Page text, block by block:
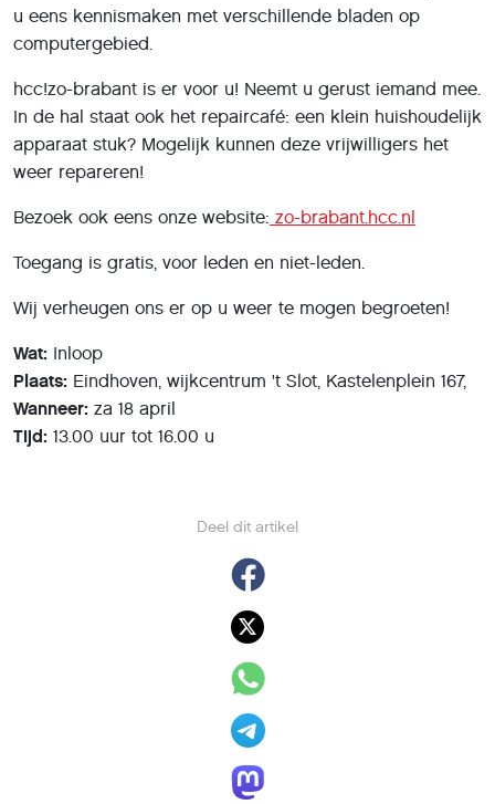
Deel dit artikel
u eens kennismaken met verschillende bladen op
computergebied.
hcc!zo-brabant is er voor u! Neemt u gerust iemand mee.
In de hal staat ook het repaircafé: een klein huishoudelijk
apparaat stuk? Mogelijk kunnen deze vrijwilligers het
weer repareren!
Bezoek ook eens onze website: zo-brabant.hcc.nl
Toegang is gratis, voor leden en niet-leden.
Wij verheugen ons er op u weer te mogen begroeten!
Wat: Inloop
Plaats: Eindhoven, wijkcentrum 't Slot, Kastelenplein 167,
Wanneer: za 18 april
Tijd: 13.00 uur tot 16.00 u